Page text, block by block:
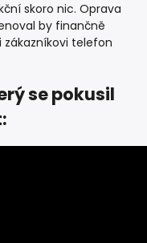
skoro nic. Oprava
by finančně
telefon
se pokusil